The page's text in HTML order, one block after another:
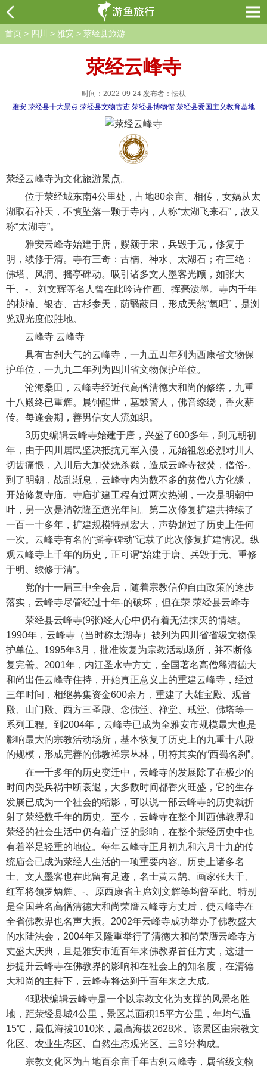
首页 > 四川 > 雅安 > 荥经县旅游
荥经云峰寺
时间：2022-09-24 发布者：怯朲
雅安 荥经县十大景点 荥经县文物古迹 荥经县博物馆 荥经县爱国主义教育基地
荥经云峰寺为文化旅游景点。
位于荥经城东南4公里处，占地80余亩。相传，女娲从太
湖取石补天，不慎坠落一颗于寺内，人称“太湖飞来石”，故又
称“太湖寺”。
雅安云峰寺始建于唐，赐额于宋，兵毁于元，修复于
明，续修于清。寺有三奇：古楠、神水、太湖石；有三绝：
佛塔、风洞、摇亭碑动。吸引诸多文人墨客光顾，如张大
千、-、刘文辉等名人曾在此吟诗作画、挥毫泼墨。寺内千年
的桢楠、银杏、古杉参天，荫翳蔽日，形成天然“氧吧”，是浏
览观光度假胜地。
云峰寺 云峰寺
具有古刹大气的云峰寺，一九五四年列为西康省文物保
护单位，一九九二年列为四川省文物保护单位。
沧海桑田，云峰寺经近代高僧清德大和尚的修缮，九重
十八殿终已重辉。晨钟醒世，墓鼓警人，佛音缭绕，香火薪
传。每逢会期，善男信女人流如织。
3历史编辑云峰寺始建于唐，兴盛了600多年，到元朝初
年，由于四川居民坚决抵抗元军入侵，元始祖忽必烈对川人
切齿痛恨，入川后大加焚烧杀戮，造成云峰寺被焚，僧俗-。
到了明朝，战乱渐息，云峰寺内为数不多的贫僧八方化缘，
开始修复寺庙。寺庙扩建工程有过两次热潮，一次是明朝中
叶，另一次是清乾隆至道光年间。第二次修复扩建共持续了
一百一十多年，扩建规模特别宏大，声势超过了历史上任何
一次。云峰寺有名的“摇亭碑动”记载了此次修复扩建情况。纵
观云峰寺上千年的历史，正可谓“始建于唐、兵毁于元、重修
于明、续修于清”。
党的十一届三中全会后，随着宗教信仰自由政策的逐步
落实，云峰寺尽管经过十年-的破坏，但在荥 荥经县云峰寺
荥经县云峰寺(9张)经人心中仍有着无法抹灭的情结。
1990年，云峰寺（当时称太湖寺）被列为四川省省级文物保
护单位。1995年3月，批准恢复为宗教活动场所，并不断修
复完善。2001年，内江圣水寺方丈，全国著名高僧释清德大
和尚出任云峰寺住持，开始真正意义上的重建云峰寺，经过
三年时间，相继募集资金600余万，重建了大雄宝殿、观音
殿、山门殿、西方三圣殿、念佛堂、禅堂、戒堂、佛塔等一
系列工程。到2004年，云峰寺已成为全雅安市规模最大也是
影响最大的宗教活动场所，基本恢复了历史上的九重十八殿
的规模，形成完善的佛教禅宗丛林，明符其实的“西蜀名刹”。
在一千多年的历史变迁中，云峰寺的发展除了在极少的
时间内受兵祸中断衰退，大多数时间都香火旺盛，它的生存
发展已成为一个社会的缩影，可以说一部云峰寺的历史就折
射了荥经数千年的历史。至今，云峰寺在整个川西佛教界和
荥经的社会生活中仍有着广泛的影响，在整个荥经历史中也
有着举足轻重的地位。每年云峰寺正月初九和六月十九的传
统庙会已成为荥经人生活的一项重要内容。历史上诸多名
士、文人墨客也在此留有足迹，名士黄云鹄、画家张大千、
红军将领罗炳辉、-、原西康省主席刘文辉等均曾至此。特别
是全国著名高僧清德大和尚荣膺云峰寺方丈后，使云峰寺在
全省佛教界也名声大振。2002年云峰寺成功举办了佛教盛大
的水陆法会，2004年又隆重举行了清德大和尚荣膺云峰寺方
丈盛大庆典，且是雅安市近百年来佛教界首任方丈，这进一
步提升云峰寺在佛教界的影响和在社会上的知名度，在清德
大和尚的主持下，云峰寺将达到千百年来之大成。
4现状编辑云峰寺是一个以宗教文化为支撑的风景名胜
地，距荥经县城4公里，景区总面积15平方公里，年均气温
15℃，最低海拔1010米，最高海拔2628米。该景区由宗教文
化区、农业生态区、自然生态观光区、三部分构成。
宗教文化区为占地百余亩千年古刹云峰寺，属省级文物